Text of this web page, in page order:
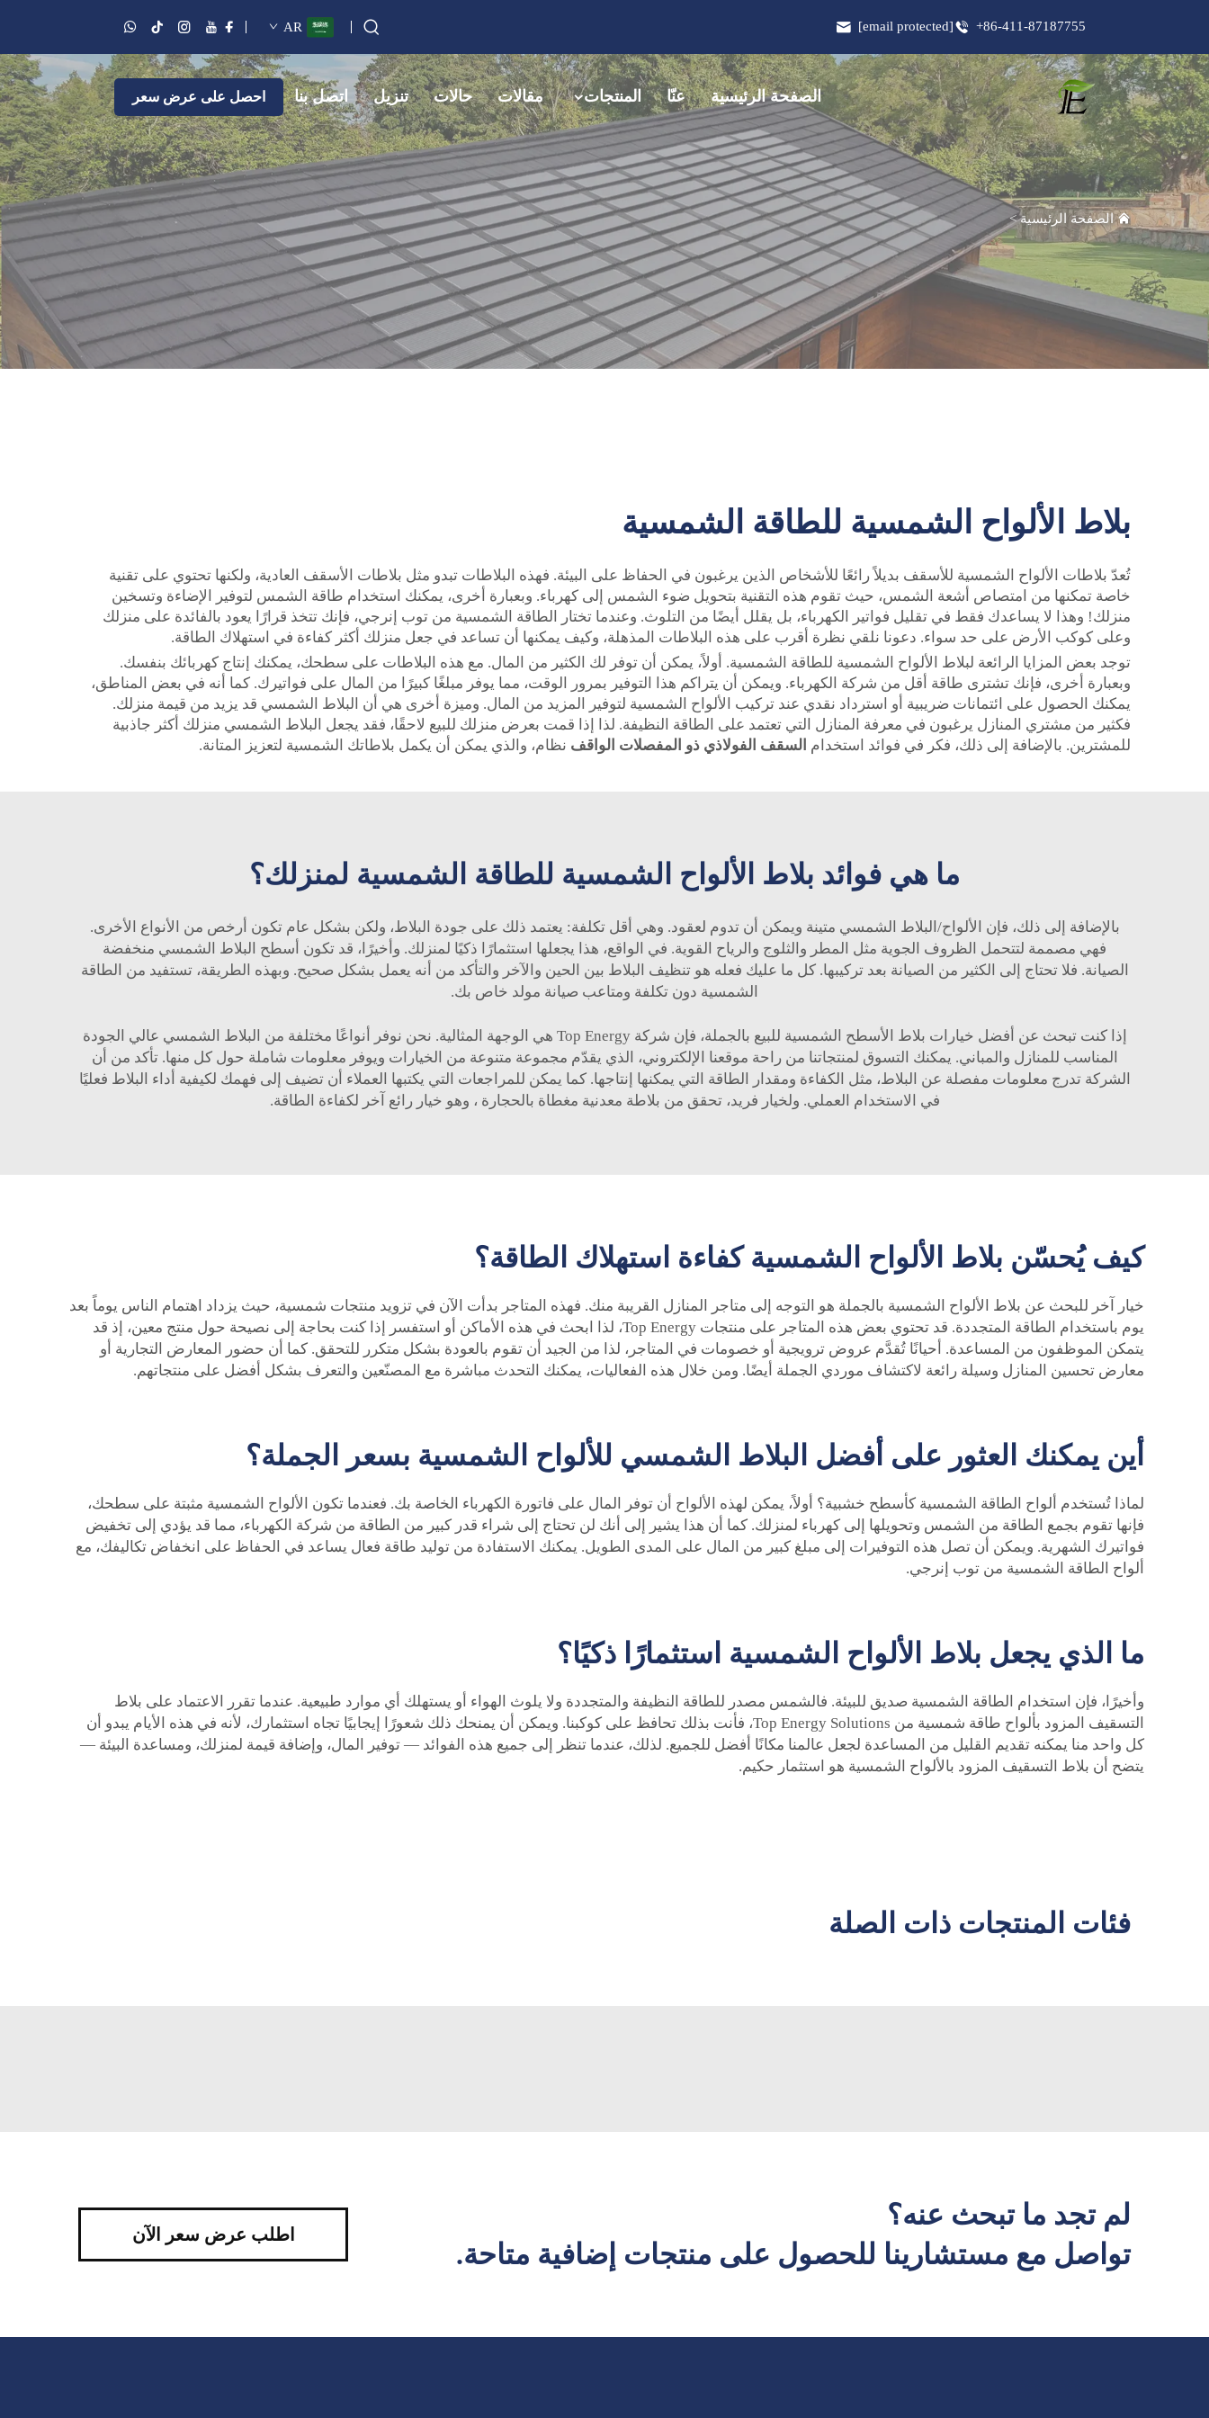
+86-411-87187755
[email protected]
AR
الصفحة الرئيسية عنّا المنتجات مقالات حالات تنزيل اتصل بنا احصل على عرض سعر
الصفحة الرئيسية>
بلاط الألواح الشمسية للطاقة الشمسية
تُعدّ بلاطات الألواح الشمسية للأسقف بديلاً رائعًا للأشخاص الذين يرغبون في الحفاظ على البيئة. فهذه البلاطات تبدو مثل بلاطات الأسقف العادية، ولكنها تحتوي على تقنية
خاصة تمكنها من امتصاص أشعة الشمس، حيث تقوم هذه التقنية بتحويل ضوء الشمس إلى كهرباء. وبعبارة أخرى، يمكنك استخدام طاقة الشمس لتوفير الإضاءة وتسخين
منزلك! وهذا لا يساعدك فقط في تقليل فواتير الكهرباء، بل يقلل أيضًا من التلوث. وعندما تختار الطاقة الشمسية من توب إنرجي، فإنك تتخذ قرارًا يعود بالفائدة على منزلك
وعلى كوكب الأرض على حد سواء. دعونا نلقي نظرة أقرب على هذه البلاطات المذهلة، وكيف يمكنها أن تساعد في جعل منزلك أكثر كفاءة في استهلاك الطاقة.
توجد بعض المزايا الرائعة لبلاط الألواح الشمسية للطاقة الشمسية. أولاً، يمكن أن توفر لك الكثير من المال. مع هذه البلاطات على سطحك، يمكنك إنتاج كهربائك بنفسك.
وبعبارة أخرى، فإنك تشترى طاقة أقل من شركة الكهرباء. ويمكن أن يتراكم هذا التوفير بمرور الوقت، مما يوفر مبلغًا كبيرًا من المال على فواتيرك. كما أنه في بعض المناطق،
يمكنك الحصول على ائتمانات ضريبية أو استرداد نقدي عند تركيب الألواح الشمسية لتوفير المزيد من المال. وميزة أخرى هي أن البلاط الشمسي قد يزيد من قيمة منزلك.
فكثير من مشتري المنازل يرغبون في معرفة المنازل التي تعتمد على الطاقة النظيفة. لذا إذا قمت بعرض منزلك للبيع لاحقًا، فقد يجعل البلاط الشمسي منزلك أكثر جاذبية
للمشترين. بالإضافة إلى ذلك، فكر في فوائد استخدام السقف الفولاذي ذو المفصلات الواقف نظام، والذي يمكن أن يكمل بلاطاتك الشمسية لتعزيز المتانة.
ما هي فوائد بلاط الألواح الشمسية للطاقة الشمسية لمنزلك؟
بالإضافة إلى ذلك، فإن الألواح/البلاط الشمسي متينة ويمكن أن تدوم لعقود. وهي أقل تكلفة: يعتمد ذلك على جودة البلاط، ولكن بشكل عام تكون أرخص من الأنواع الأخرى.
فهي مصممة لتتحمل الظروف الجوية مثل المطر والثلوج والرياح القوية. في الواقع، هذا يجعلها استثمارًا ذكيًا لمنزلك. وأخيرًا، قد تكون أسطح البلاط الشمسي منخفضة
الصيانة. فلا تحتاج إلى الكثير من الصيانة بعد تركيبها. كل ما عليك فعله هو تنظيف البلاط بين الحين والآخر والتأكد من أنه يعمل بشكل صحيح. وبهذه الطريقة، تستفيد من الطاقة
الشمسية دون تكلفة ومتاعب صيانة مولد خاص بك.
إذا كنت تبحث عن أفضل خيارات بلاط الأسطح الشمسية للبيع بالجملة، فإن شركة Top Energy هي الوجهة المثالية. نحن نوفر أنواعًا مختلفة من البلاط الشمسي عالي الجودة
المناسب للمنازل والمباني. يمكنك التسوق لمنتجاتنا من راحة موقعنا الإلكتروني، الذي يقدّم مجموعة متنوعة من الخيارات ويوفر معلومات شاملة حول كل منها. تأكد من أن
الشركة تدرج معلومات مفصلة عن البلاط، مثل الكفاءة ومقدار الطاقة التي يمكنها إنتاجها. كما يمكن للمراجعات التي يكتبها العملاء أن تضيف إلى فهمك لكيفية أداء البلاط فعليًا
في الاستخدام العملي. ولخيار فريد، تحقق من بلاطة معدنية مغطاة بالحجارة ، وهو خيار رائع آخر لكفاءة الطاقة.
كيف يُحسّن بلاط الألواح الشمسية كفاءة استهلاك الطاقة؟
خيار آخر للبحث عن بلاط الألواح الشمسية بالجملة هو التوجه إلى متاجر المنازل القريبة منك. فهذه المتاجر بدأت الآن في تزويد منتجات شمسية، حيث يزداد اهتمام الناس يوماً بعد
يوم باستخدام الطاقة المتجددة. قد تحتوي بعض هذه المتاجر على منتجات Top Energy، لذا ابحث في هذه الأماكن أو استفسر إذا كنت بحاجة إلى نصيحة حول منتج معين، إذ قد
يتمكن الموظفون من المساعدة. أحيانًا تُقدَّم عروض ترويجية أو خصومات في المتاجر، لذا من الجيد أن تقوم بالعودة بشكل متكرر للتحقق. كما أن حضور المعارض التجارية أو
معارض تحسين المنازل وسيلة رائعة لاكتشاف موردي الجملة أيضًا. ومن خلال هذه الفعاليات، يمكنك التحدث مباشرة مع المصنّعين والتعرف بشكل أفضل على منتجاتهم.
أين يمكنك العثور على أفضل البلاط الشمسي للألواح الشمسية بسعر الجملة؟
لماذا تُستخدم ألواح الطاقة الشمسية كأسطح خشبية؟ أولاً، يمكن لهذه الألواح أن توفر المال على فاتورة الكهرباء الخاصة بك. فعندما تكون الألواح الشمسية مثبتة على سطحك،
فإنها تقوم بجمع الطاقة من الشمس وتحويلها إلى كهرباء لمنزلك. كما أن هذا يشير إلى أنك لن تحتاج إلى شراء قدر كبير من الطاقة من شركة الكهرباء، مما قد يؤدي إلى تخفيض
فواتيرك الشهرية. ويمكن أن تصل هذه التوفيرات إلى مبلغ كبير من المال على المدى الطويل. يمكنك الاستفادة من توليد طاقة فعال يساعد في الحفاظ على انخفاض تكاليفك، مع
ألواح الطاقة الشمسية من توب إنرجي.
ما الذي يجعل بلاط الألواح الشمسية استثمارًا ذكيًا؟
وأخيرًا، فإن استخدام الطاقة الشمسية صديق للبيئة. فالشمس مصدر للطاقة النظيفة والمتجددة ولا يلوث الهواء أو يستهلك أي موارد طبيعية. عندما تقرر الاعتماد على بلاط
التسقيف المزود بألواح طاقة شمسية من Top Energy Solutions، فأنت بذلك تحافظ على كوكبنا. ويمكن أن يمنحك ذلك شعورًا إيجابيًا تجاه استثمارك، لأنه في هذه الأيام يبدو أن
كل واحد منا يمكنه تقديم القليل من المساعدة لجعل عالمنا مكانًا أفضل للجميع. لذلك، عندما تنظر إلى جميع هذه الفوائد — توفير المال، وإضافة قيمة لمنزلك، ومساعدة البيئة —
يتضح أن بلاط التسقيف المزود بالألواح الشمسية هو استثمار حكيم.
فئات المنتجات ذات الصلة
لم تجد ما تبحث عنه؟
تواصل مع مستشارينا للحصول على منتجات إضافية متاحة.
اطلب عرض سعر الآن